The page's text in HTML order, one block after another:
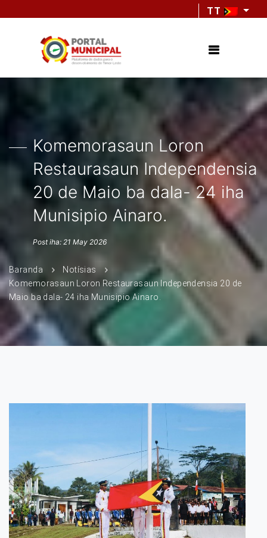
TT
Komemorasaun Loron
Restaurasaun Independensia
20 de Maio ba dala- 24 iha
Munisipio Ainaro.
Post iha: 21 May 2026
Baranda
Notísias
Komemorasaun Loron Restaurasaun Independensia 20 de
Maio ba dala- 24 iha Munisipio Ainaro.